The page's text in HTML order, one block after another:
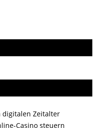
digitalen Zeitalter
Casino steuern